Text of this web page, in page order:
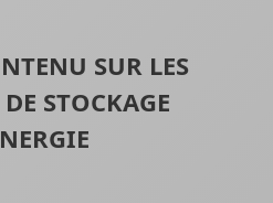
SUR LES
STOCKAGE